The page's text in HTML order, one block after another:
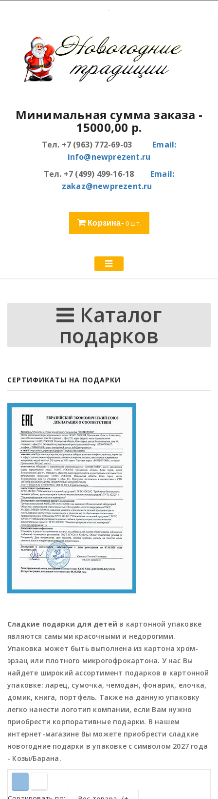
Минимальная сумма заказа -
15000,00 р.
Тел. +7 (963) 772-69-03 Email:
info@newprezent.ru
Тел. +7 (499) 499-16-18 Email:
zakaz@newprezent.ru
Корзина- 0шт.
Каталог
подарков
СЕРТИФИКАТЫ НА ПОДАРКИ
Сладкие подарки для детей в картонной упаковке
являются самыми красочными и недорогими.
Упаковка может быть выполнена из картона хром-
эрзац или плотного микрогофрокартона. У нас Вы
найдете широкий ассортимент подарков в картонной
упаковке: ларец, сумочка, чемодан, фонарик, елочка,
домик, книга, портфель. Также на данную упаковку
легко нанести логотип компании, если Вам нужно
приобрести корпоративные подарки. В нашем
интернет-магазине Вы можете приобрести сладкие
новогодние подарки в упаковке с символом 2027 года
- Козы/Барана.